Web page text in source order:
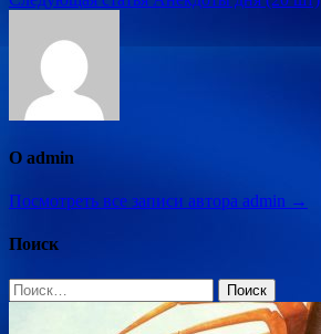
О admin
Посмотреть все записи автора admin →
Поиск
Найти: